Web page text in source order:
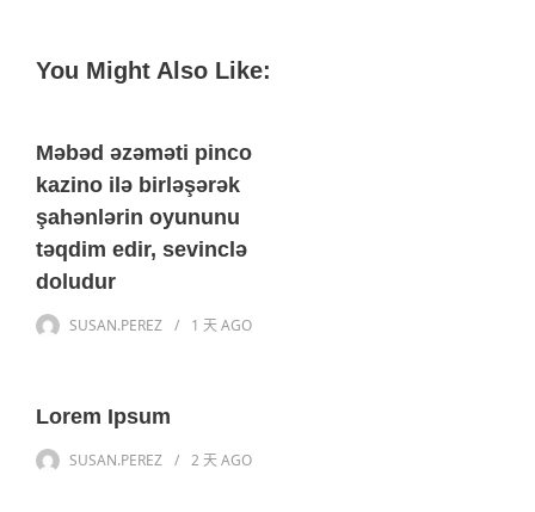
You Might Also Like:
Məbəd əzəməti pinco
kazino ilə birləşərək
şahənlərin oyununu
təqdim edir, sevinclə
doludur
SUSAN.PEREZ 1 天 AGO
Lorem Ipsum
SUSAN.PEREZ 2 天 AGO